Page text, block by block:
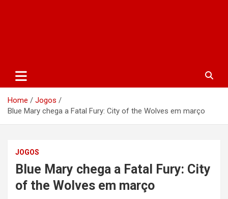
Home
Jogos
Blue Mary chega a Fatal Fury: City of the Wolves em março
JOGOS
Blue Mary chega a Fatal Fury: City
of the Wolves em março